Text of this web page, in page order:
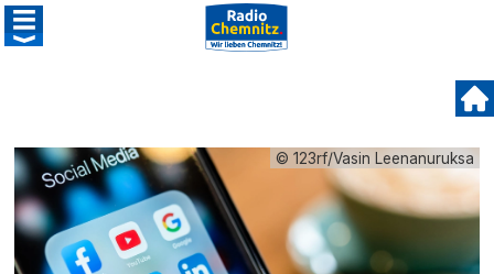
© 123rf/Vasin Leenanuruksa